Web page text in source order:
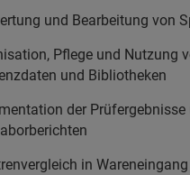
und Bearbeitung von
Pflege und Nutzung
und Bibliotheken
der Prüfergebnisse
in